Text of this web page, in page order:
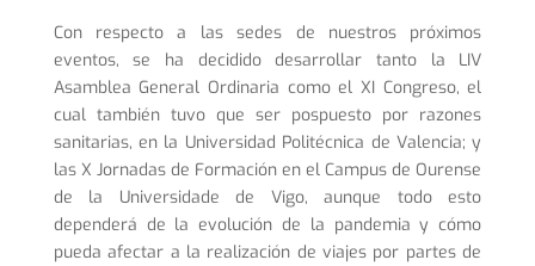
Con respecto a las sedes de nuestros próximos
eventos, se ha decidido desarrollar tanto la LIV
Asamblea General Ordinaria como el XI Congreso, el
cual también tuvo que ser pospuesto por razones
sanitarias, en la Universidad Politécnica de Valencia; y
las X Jornadas de Formación en el Campus de Ourense
de la Universidade de Vigo, aunque todo esto
dependerá de la evolución de la pandemia y cómo
pueda afectar a la realización de viajes por partes de